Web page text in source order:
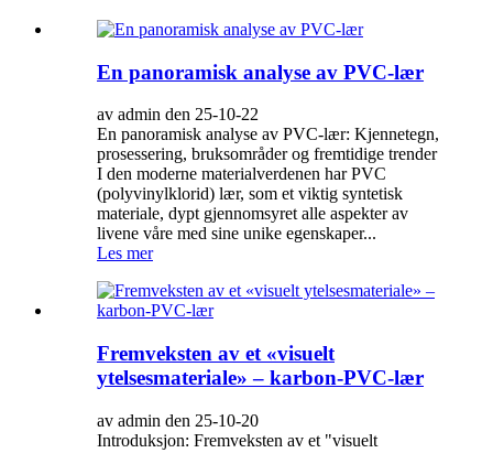
En panoramisk analyse av PVC-lær
av admin den 25-10-22
En panoramisk analyse av PVC-lær: Kjennetegn,
prosessering, bruksområder og fremtidige trender
I den moderne materialverdenen har PVC
(polyvinylklorid) lær, som et viktig syntetisk
materiale, dypt gjennomsyret alle aspekter av
livene våre med sine unike egenskaper...
Les mer
Fremveksten av et «visuelt
ytelsesmateriale» – karbon-PVC-lær
av admin den 25-10-20
Introduksjon: Fremveksten av et "visuelt